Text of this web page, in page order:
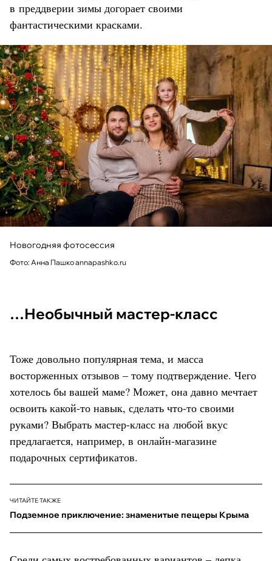
в преддверии зимы догорает своими
фантастическими красками.
Новогодняя фотосессия
Фото: Анна Пашко annapashko.ru
…Необычный мастер-класс
Тоже довольно популярная тема, и масса
восторженных отзывов – тому подтверждение. Чего
хотелось бы вашей маме? Может, она давно мечтает
освоить какой-то навык, сделать что-то своими
руками? Выбрать мастер-класс на любой вкус
предлагается, например, в онлайн-магазине
подарочных сертификатов.
ЧИТАЙТЕ ТАКЖЕ
Подземное приключение: знаменитые пещеры Крыма